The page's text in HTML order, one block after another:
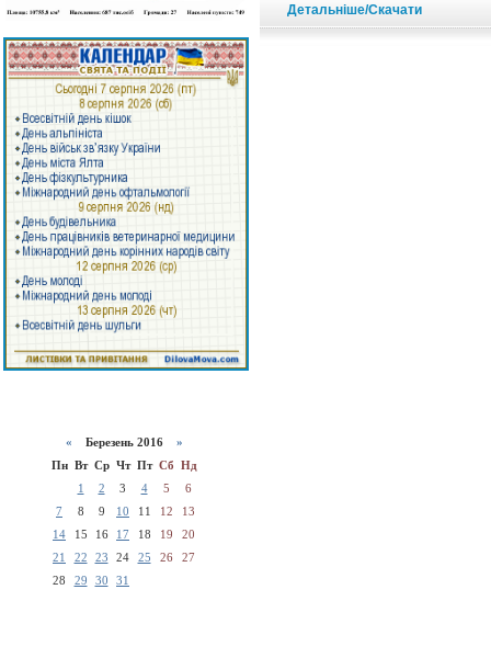
« Березень 2016 »
Пн Вт Ср Чт Пт Сб Нд
1
2 3 4 5
6
7
8 9 10 11 12
13
14
15 16 17 18 19
20
21
22 23 24 25 26
27
28
29 30 31
Детальніше/Скачати